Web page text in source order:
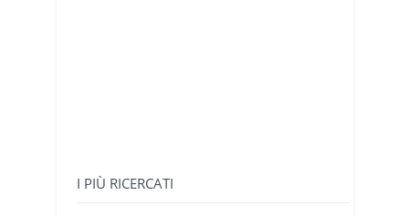
I PIÙ RICERCATI